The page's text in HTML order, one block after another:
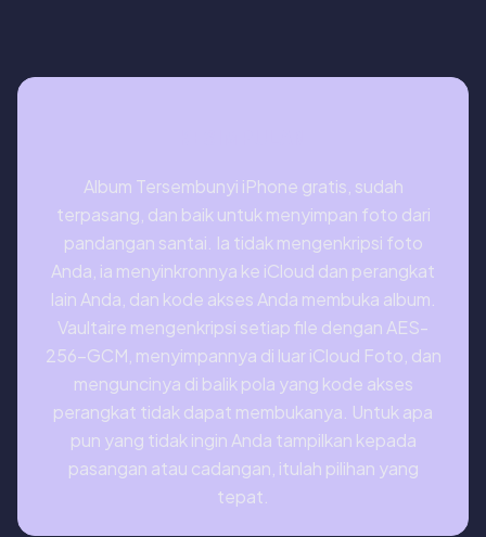
Album Tersembunyi iPhone gratis, sudah
terpasang, dan baik untuk menyimpan foto dari
pandangan santai. Ia tidak mengenkripsi foto
Anda, ia menyinkronnya ke iCloud dan perangkat
lain Anda, dan kode akses Anda membuka album.
Vaultaire mengenkripsi setiap file dengan AES-
256-GCM, menyimpannya di luar iCloud Foto, dan
menguncinya di balik pola yang kode akses
perangkat tidak dapat membukanya. Untuk apa
pun yang tidak ingin Anda tampilkan kepada
pasangan atau cadangan, itulah pilihan yang
tepat.